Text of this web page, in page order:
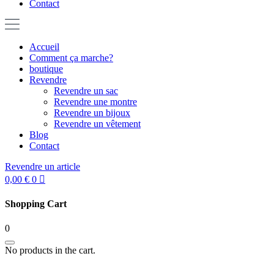
Contact
Accueil
Comment ça marche?
boutique
Revendre
Revendre un sac
Revendre une montre
Revendre un bijoux
Revendre un vêtement
Blog
Contact
Revendre un article
0,00 € 0
Shopping Cart
0
No products in the cart.